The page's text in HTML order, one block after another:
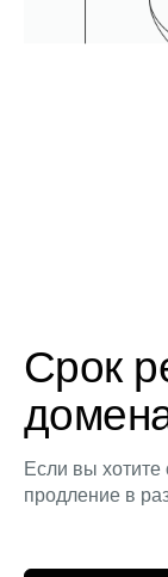
Срок
Если вы
продление в